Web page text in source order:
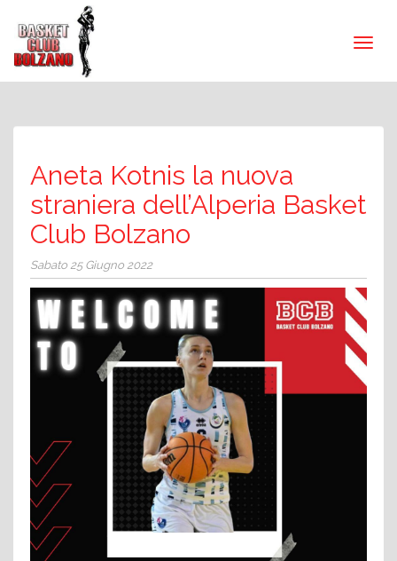
Aneta Kotnis la nuova
straniera dell’Alperia Basket
Club Bolzano
Sabato 25 Giugno 2022